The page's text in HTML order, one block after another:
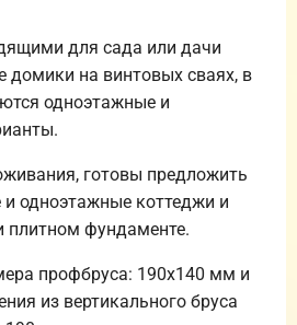
для сада или дачи
домики на винтовых сваях, в
одноэтажные и
готовы предложить
одноэтажные коттеджи и
плитном фундаменте.
профбруса: 190х140 мм и
из вертикального бруса